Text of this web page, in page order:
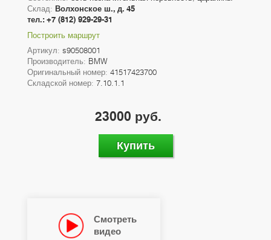
Склад: Волхонское ш., д. 45
тел.: +7 (812) 929-29-31
Построить маршрут
Артикул: s90508001
Производитель: BMW
Оригинальный номер: 41517423700
Складской номер: 7.10.1.1
23000 руб.
Купить
Смотреть
видео